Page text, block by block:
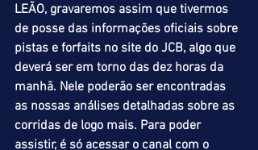
LEÃO, gravaremos assim que tivermos
de posse das informações oficiais sobre
pistas e forfaits no site do JCB, algo que
deverá ser em torno das dez horas da
manhã. Nele poderão ser encontradas
as nossas análises detalhadas sobre as
corridas de logo mais. Para poder
assistir, é só acessar o canal com o